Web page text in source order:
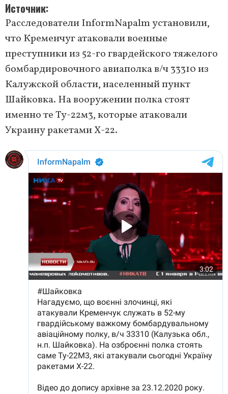
Источник
Расследователи InformNapalm установили,
что Кременчуг атаковали военные
преступники из 52-го гвардейского тяжелого
бомбардировочного авиаполка в/ч 33310 из
Калужской области, населенный пункт
Шайковка. На вооружении полка стоят
именно те Ту-22м3, которые атаковали
Украину ракетами Х-22.